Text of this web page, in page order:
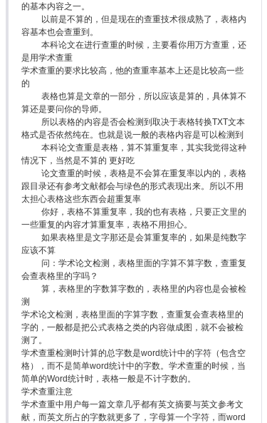
的基本内容之一。
以前是不算的，但是现在的查重技术很成熟了，表格内
容基本也会查重到。
本科论文在进行查重的时候，主要看你用万方查重，还
是用学术查重
学术查重的要求比较高，他的查重率基本上还是比较高一些
的
表格也算是文章的一部分，所以应该是算的，具体算不
算还是要问你的导师。
所以表格的内容是否会检测到取决于表格转换TXT文本
格式是否依然纯在。也就是说一般的表格内容是可以检测到
本科论文查重是表格，算不算重复率，其实我觉得这种
情况下，当然是不算的 更好吃
论文查重的时候，表格是不会算在重复率以内的，表格
跟目录还有参考文献都会与绿色的形式表现出来。所以不用
太担心表格这些东西会超重复率
你好，表格不算重复率，我的也有表格，只要正文里的
一些重复的内容才算重复率，表格不用担心。
如果表格里是文字那还是会算重复率的，如果是纯数字
应该不算
问：学术论文检测，表格里面的字算不算字数，查重复
会查表格里的字吗？
算，表格里的字数算字数的，表格里的内容也是会被检
测
学术论文检测，表格里面的字算字数，查重复会查表格里的
字的，一般都是把公式表格之类的内容做成图，就不会被检
测了。
学术查重检测时计算的总字数是word统计中的字符（包含空
格），而不是简单word统计中的字数。学术查重的时候，当
简单的Word统计时，表格一般是不计字数的。
学术查重注意
学术查重中用户每一篇文章几乎都有英文摘要与英文参考文
献，而英文所占的字数就更多了，字母算一个字符，而word